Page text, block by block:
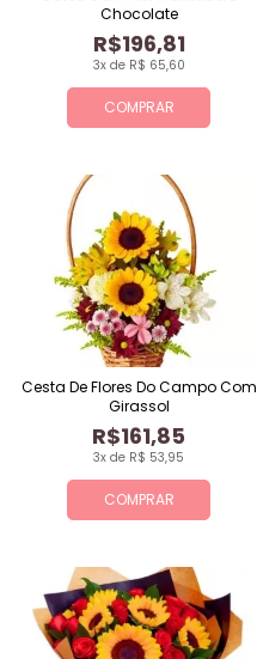
COMPRAR
3x de R$ 65,60
R$196,81
Chocolate
COMPRAR
3x de R$ 53,95
R$161,85
Cesta De Flores Do Campo Com
Girassol